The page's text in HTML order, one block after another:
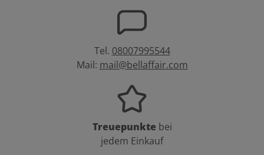
Tel. 08007995544
Mail: mail@bellaffair.com
Treuepunkte bei
jedem Einkauf